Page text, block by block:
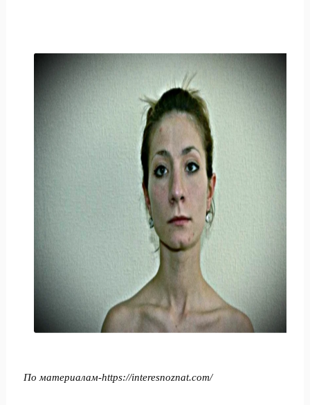
По материалам-https://interesnoznat.com/